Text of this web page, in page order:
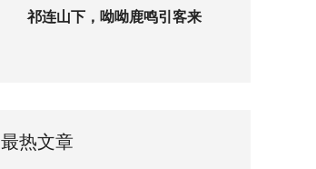
祁连山下，呦呦鹿鸣引客来
最热文章